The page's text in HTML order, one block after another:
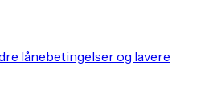
lånebetingelser og lavere